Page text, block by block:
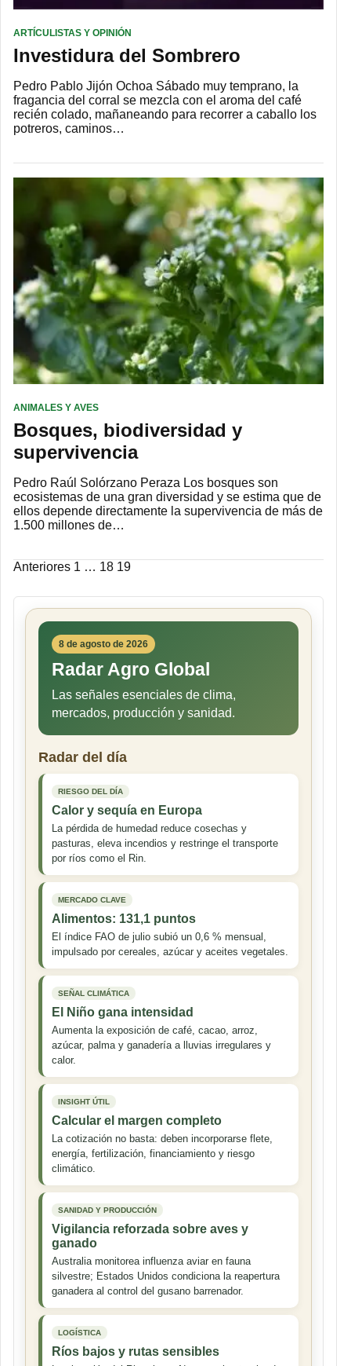
ARTÍCULISTAS Y OPINIÓN
Investidura del Sombrero
Pedro Pablo Jijón Ochoa Sábado muy temprano, la
fragancia del corral se mezcla con el aroma del café
recién colado, mañaneando para recorrer a caballo los
potreros, caminos…
ANIMALES Y AVES
Bosques, biodiversidad y
supervivencia
Pedro Raúl Solórzano Peraza Los bosques son
ecosistemas de una gran diversidad y se estima que de
ellos depende directamente la supervivencia de más de
1.500 millones de…
Paginación
de
entradas
Anteriores 1 … 18 19
8 de agosto de 2026
Radar Agro Global
Las señales esenciales de clima,
mercados, producción y sanidad.
Radar del día
RIESGO DEL DÍA
Calor y sequía en Europa
La pérdida de humedad reduce cosechas y
pasturas, eleva incendios y restringe el transporte
por ríos como el Rin.
MERCADO CLAVE
Alimentos: 131,1 puntos
El índice FAO de julio subió un 0,6 % mensual,
impulsado por cereales, azúcar y aceites vegetales.
SEÑAL CLIMÁTICA
El Niño gana intensidad
Aumenta la exposición de café, cacao, arroz,
azúcar, palma y ganadería a lluvias irregulares y
calor.
INSIGHT ÚTIL
Calcular el margen completo
La cotización no basta: deben incorporarse flete,
energía, fertilización, financiamiento y riesgo
climático.
SANIDAD Y PRODUCCIÓN
Vigilancia reforzada sobre aves y
ganado
Australia monitorea influenza aviar en fauna
silvestre; Estados Unidos condiciona la reapertura
ganadera al control del gusano barrenador.
LOGÍSTICA
Ríos bajos y rutas sensibles